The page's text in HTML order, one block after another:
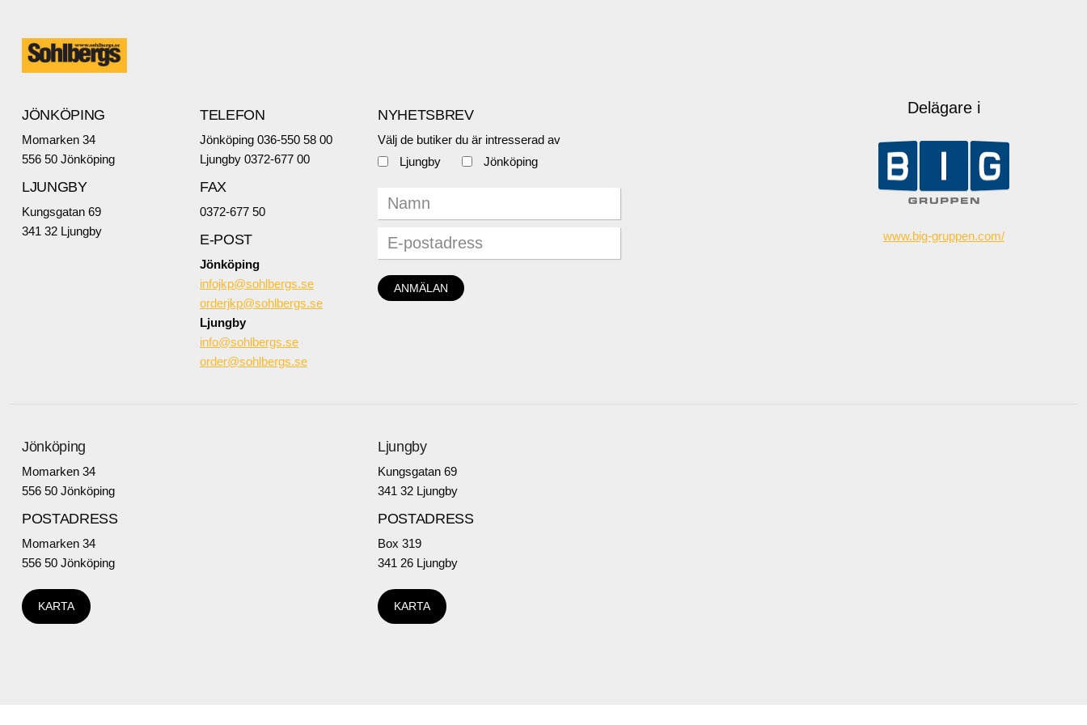
JÖNKÖPING
Momarken 34
556 50 Jönköping
LJUNGBY
Kungsgatan 69
341 32 Ljungby
TELEFON
Jönköping 036-550 58 00
Ljungby 0372-677 00
FAX
0372-677 50
E-POST
Jönköping
infojkp@sohlbergs.se
orderjkp@sohlbergs.se
Ljungby
info@sohlbergs.se
order@sohlbergs.se
NYHETSBREV
Välj de butiker du är intresserad av
Ljungby
Jönköping
Delägare i
www.big-gruppen.com/
Jönköping
Momarken 34
556 50 Jönköping
POSTADRESS
Momarken 34
556 50 Jönköping
KARTA
Ljungby
Kungsgatan 69
341 32 Ljungby
POSTADRESS
Box 319
341 26 Ljungby
KARTA